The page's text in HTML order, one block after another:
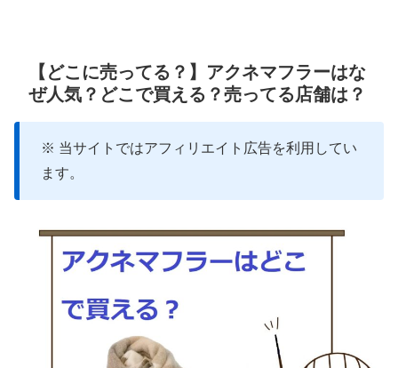
【どこに売ってる？】アクネマフラーはな
ぜ人気？どこで買える？売ってる店舗は？
※ 当サイトではアフィリエイト広告を利用してい
ます。